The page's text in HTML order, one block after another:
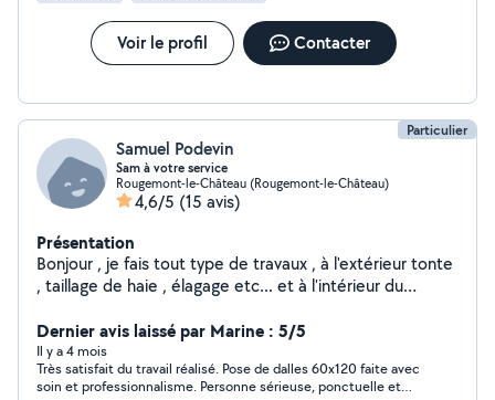
Voir le profil Contacter
Particulier
Samuel Podevin
Sam à votre service
Rougemont-le-Château (Rougemont-le-Château)
4,6/5 (15 avis)
Présentation
Bonjour , je fais tout type de travaux , à l'extérieur tonte
, taillage de haie , élagage etc... et à l'intérieur du
meuble salle de bain ou cuisine , plomberie .et encore
bcp d'autres choses , à bientôt chez vous pour .. en
fonction de vos besoins , facturation par vous en
Dernier avis laissé par Marine : 5/5
Il y a 4 mois
Très satisfait du travail réalisé. Pose de dalles 60x120 faite avec
soin et professionnalisme. Personne sérieuse, ponctuelle et